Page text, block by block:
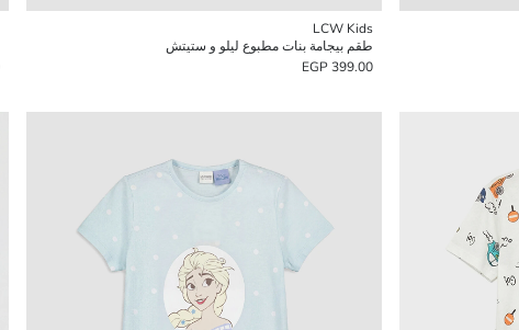
LCW Kids
طقم بيجامة بنات مطبوع ليلو و ستيتش
399.00 EGP